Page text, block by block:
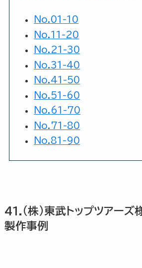
No.01-10
No.11-20
No. 21-30
No.31-40
No.41-50
No. 51-60
No. 61-70
No. 71-80
No.81-90
41.(株)東武トップツアーズ
製作事例